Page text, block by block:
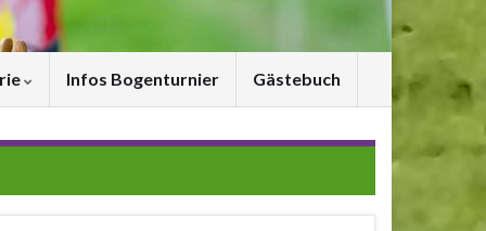
Infos Bogenturnier Gästebuch